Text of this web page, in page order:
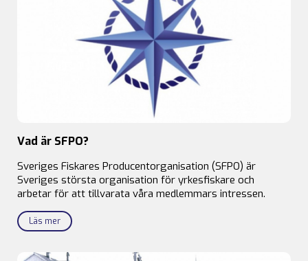
Vad är SFPO?
Sveriges Fiskares Producentorganisation (SFPO) är
Sveriges största organisation för yrkesfiskare och
arbetar för att tillvarata våra medlemmars intressen.
Läs mer